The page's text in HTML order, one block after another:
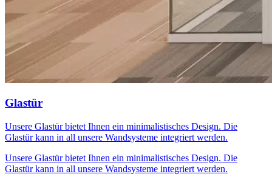
Glastür
Unsere Glastür bietet Ihnen ein minimalistisches Design. Die
Glastür kann in all unsere Wandsysteme integriert werden.
Unsere Glastür bietet Ihnen ein minimalistisches Design. Die
Glastür kann in all unsere Wandsysteme integriert werden.